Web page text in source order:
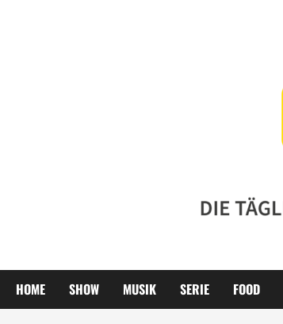
HOME SHOW MUSIK SERIE FOOD